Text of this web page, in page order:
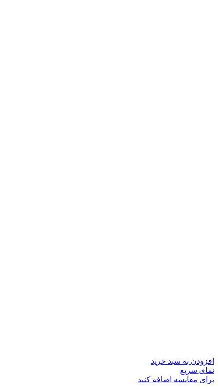
افزودن به سبد خرید
نمای سریع
برای مقایسه اضافه کنید